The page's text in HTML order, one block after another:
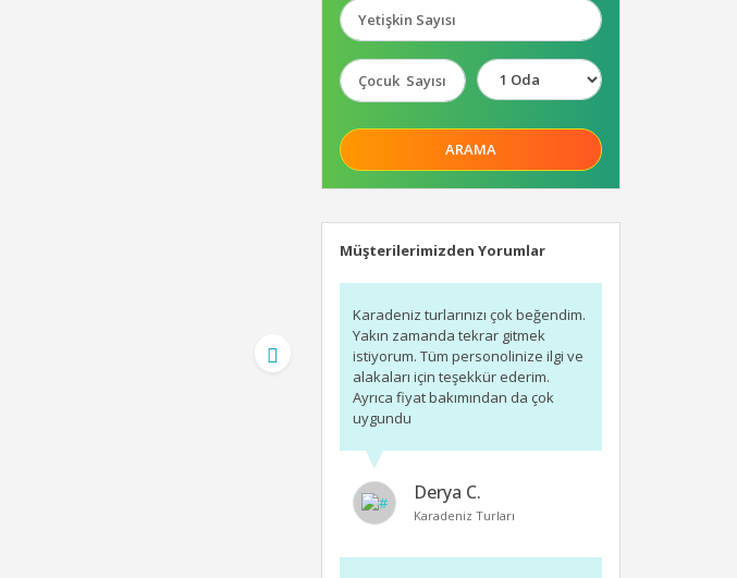
ARAMA
Müşterilerimizden Yorumlar
Karadeniz turlarınızı çok beğendim.
Yakın zamanda tekrar gitmek
istiyorum. Tüm personolinize ilgi ve
alakaları için teşekkür ederim.
Ayrıca fiyat bakımından da çok
uygundu
Derya C.
Karadeniz Turları